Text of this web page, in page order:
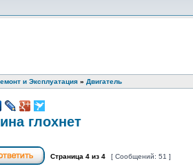
и Эксплуатация » Двигатель
глохнет
Страница 4 из 4 [ Сообщений: 51 ]